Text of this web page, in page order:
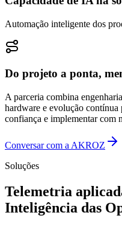
Automação inteligente dos
Do projeto a ponta,
A parceria combina
hardware e evolução
confiança e implementar com
Conversar com a AKROZ
Soluções
Telemetria
Inteligência das